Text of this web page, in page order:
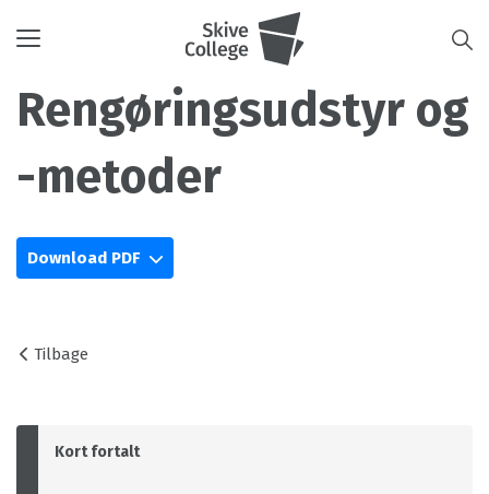
Toggle
Rengøringsudstyr og
-metoder
Download PDF
Tilbage
Kort fortalt